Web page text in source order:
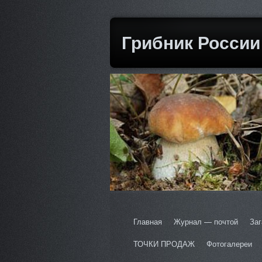
Грибник России
Главная Журнал — почтой
ТОЧКИ ПРОДАЖ
Фотогалереи